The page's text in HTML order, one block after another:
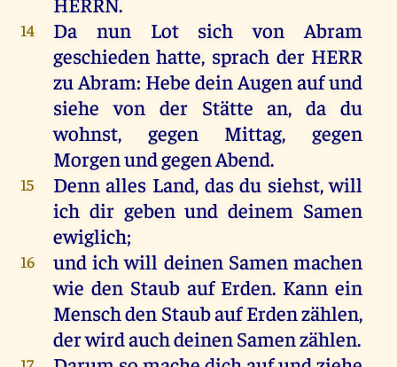
14 Danun Lotsich von Abram
geschiedenhatte, sprach der HERR
zuAbram: Hebe deinAugenaufund
siehe von der Stätte an, da du
wohnst, gegen Mittag, gegen
Morgenund gegenAbend.
15 Denn alles Land, das du siehst,will
ich dir gebenund deinem Samen
ewiglich;
16 und ich will deinen Samen machen
wie den Staubauf Erden. Kann ein
Menschden StaubaufErdenzählen,
derwirdauch deinenSamenzählen.